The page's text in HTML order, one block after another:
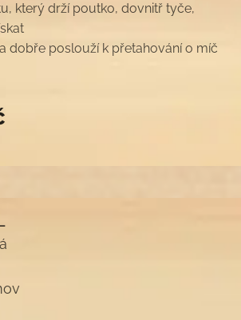
který drží poutko, dovnitř tyče,
dobře poslouží k přetahování o míč